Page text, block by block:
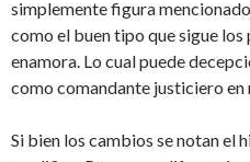
simplemente figura
como el buen tipo que sigue los
enamora. Lo cual puede
como comandante justiciero en
Si bien los cambios se notan el